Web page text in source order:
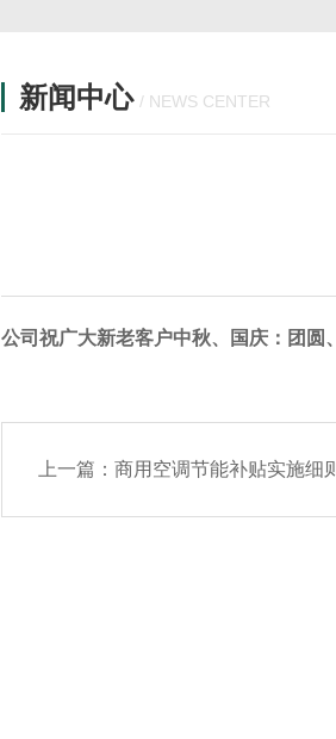
新闻中心 / NEWS CENTER
公司祝广大新老客户中秋、国庆：团圆
上一篇：商用空调节能补贴实施细则